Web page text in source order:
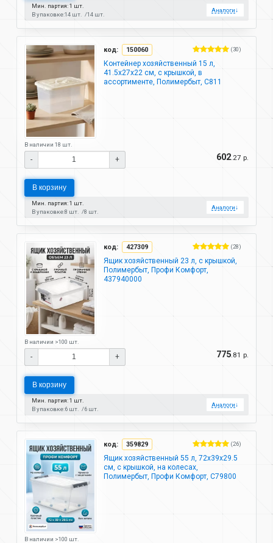
Мин. партия: 1 шт.
В упаковке:14 шт. 14 шт.
Аналоги↓
код: 150060 (30)
Контейнер хозяйственный 15 л,
41.5х27х22 см, с крышкой, в
ассортименте, Полимербыт, С811
В наличии 18 шт.
- + 602 .27 р.
В корзину
Мин. партия: 1 шт.
В упаковке:8 шт. 8 шт.
Аналоги↓
код: 427309 (28)
Ящик хозяйственный 23 л, с крышкой,
Полимербыт, Профи Комфорт,
437940000
В наличии >100 шт.
- + 775 .81 р.
В корзину
Мин. партия: 1 шт.
В упаковке:6 шт. 6 шт.
Аналоги↓
код: 359829 (26)
Ящик хозяйственный 55 л, 72х39х29.5
см, с крышкой, на колесах,
Полимербыт, Профи Комфорт, С79800
В наличии >100 шт.